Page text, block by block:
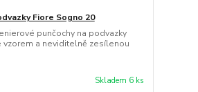
Fiore Sogno 20
punčochy na podvazky
vzorem a neviditelně zesílenou
Skladem 6 ks